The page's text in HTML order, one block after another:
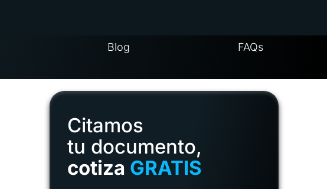
Blog FAQs
Citamos
tu documento,
cotiza GRATIS